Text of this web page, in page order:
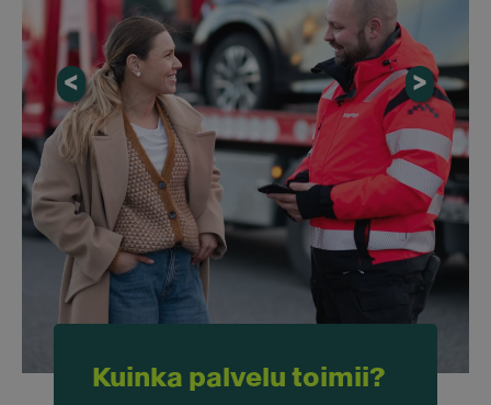
Kuinka palvelu toimii?
< >